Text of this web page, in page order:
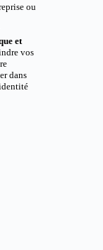
ou
et
vos
dans